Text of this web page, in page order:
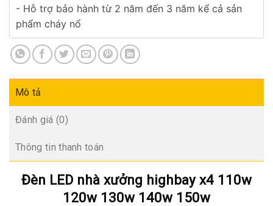
- Hỗ trợ bảo hành từ 2 năm đến 3 năm kể cả sản
phẩm cháy nổ
Mô tả
Đánh giá (0)
Thông tin thanh toán
Đèn LED nhà xưởng highbay x4 110w
120w 130w 140w 150w